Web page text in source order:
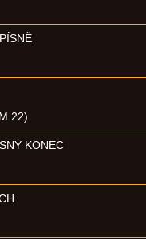
22)
KONEC